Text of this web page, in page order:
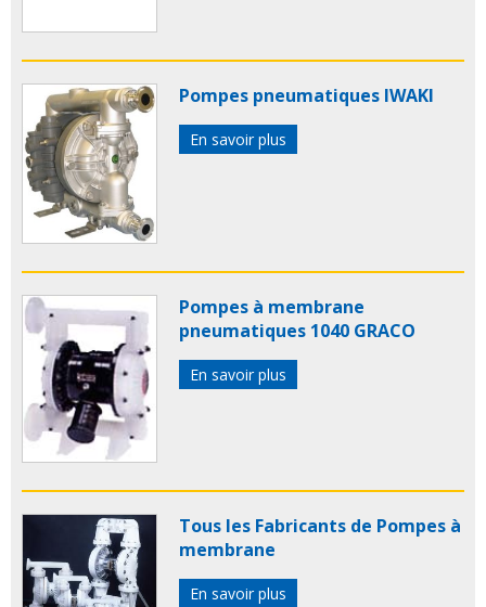
Pompes pneumatiques IWAKI
En savoir plus
Pompes à membrane
pneumatiques 1040 GRACO
En savoir plus
Tous les Fabricants de Pompes à
membrane
En savoir plus